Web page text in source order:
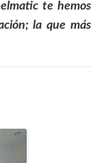
te hemos
la que más